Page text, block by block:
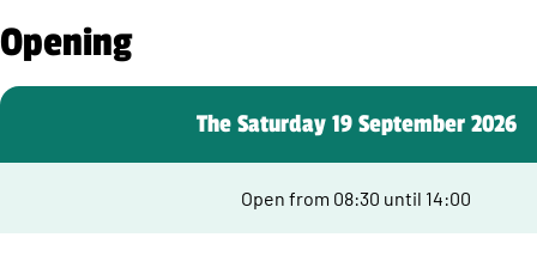
Opening
The Saturday 19 September 2026
Open from 08:30 until 14:00